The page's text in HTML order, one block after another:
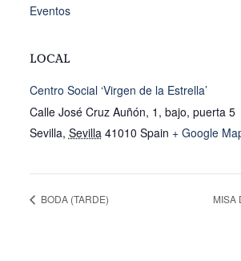
Eventos
LOCAL
Centro Social ‘Virgen de la Estrella’
Calle José Cruz Auñón, 1, bajo, puerta 5
Sevilla, Sevilla 41010 Spain + Google
BODA (TARDE) MISA